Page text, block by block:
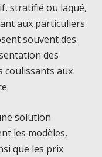
stratifié ou laqué,
aux particuliers
souvent des
des
coulissants aux
solution
les modèles,
que les prix